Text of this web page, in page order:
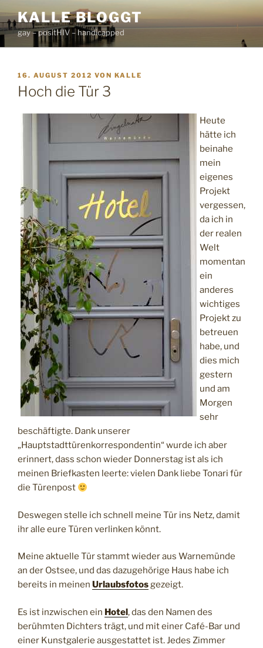
Inhalt
springen
KALLE BLOGGT
gay – positHIV – handicapped
VERÖFFENTLICHT
AM
16. AUGUST 2012 VON KALLE
Hoch die Tür 3
Heute
hätte ich
beinahe
mein
eigenes
Projekt
vergessen,
da ich in
der realen
Welt
momentan
ein
anderes
wichtiges
Projekt zu
betreuen
habe, und
dies mich
gestern
und am
Morgen
sehr
beschäftigte. Dank unserer
„Hauptstadttürenkorrespondentin“ wurde ich aber
erinnert, dass schon wieder Donnerstag ist als ich
meinen Briefkasten leerte: vielen Dank liebe Tonari für
die Türenpost
Deswegen stelle ich schnell meine Tür ins Netz, damit
ihr alle eure Türen verlinken könnt.
Meine aktuelle Tür stammt wieder aus Warnemünde
an der Ostsee, und das dazugehörige Haus habe ich
bereits in meinen Urlaubsfotosgezeigt.
Es ist inzwischen ein Hotel, das den Namen des
berühmten Dichters trägt, und mit einer Café-Bar und
einer Kunstgalerie ausgestattet ist. Jedes Zimmer